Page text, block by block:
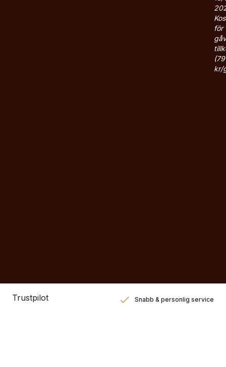
för
(79
kr/
Trustpilot Snabb & personlig service